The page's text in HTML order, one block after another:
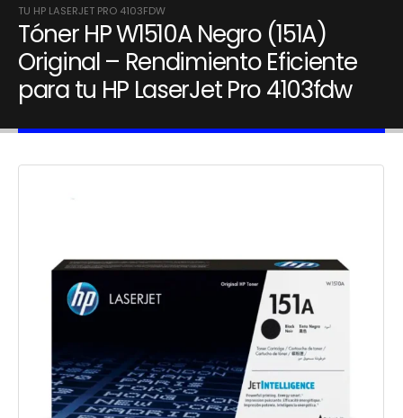
TU HP LASERJET PRO 4103FDW
Tóner HP W1510A Negro (151A)
Original – Rendimiento Eficiente
para tu HP LaserJet Pro 4103fdw